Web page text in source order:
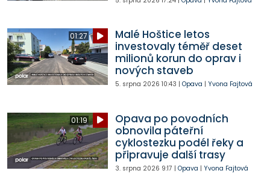
01:27
Malé Hoštice letos
investovaly téměř deset
milionů korun do oprav i
nových staveb
5. srpna 2026 10:43 | Opava | Yvona Fajtová
01:19
Opava po povodních
obnovila páteřní
cyklostezku podél řeky a
připravuje další trasy
3. srpna 2026 9:17 | Opava | Yvona Fajtová